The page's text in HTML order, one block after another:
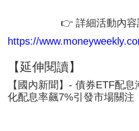
👉 詳細活動內容
https://
【延伸閱讀】
【國內新聞】- 債券ETF配
化配息率飆7%引發市場關注